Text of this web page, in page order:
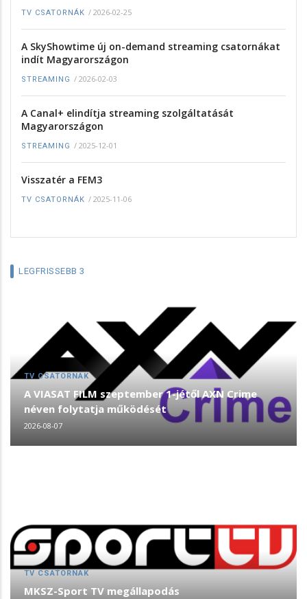
TV CSATORNÁK / 2026-02-25
A SkyShowtime új on-demand streaming csatornákat
indít Magyarországon
STREAMING / 2026-02-03
A Canal+ elindítja streaming szolgáltatását
Magyarországon
STREAMING / 2025-12-01
Visszatér a FEM3
TV CSATORNÁK / 2025-11-06
LEGFRISSEBB 3
TV CSATORNÁK
A VIASAT FILM szeptember 1-jétől AXN Crime
néven folytatja működését
2026-08-07
TV CSATORNÁK
MKSZ-Sport TV megállapodás